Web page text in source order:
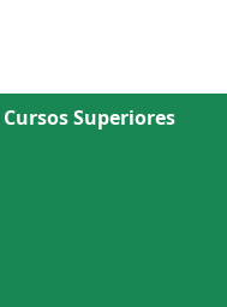
Cursos Superiores